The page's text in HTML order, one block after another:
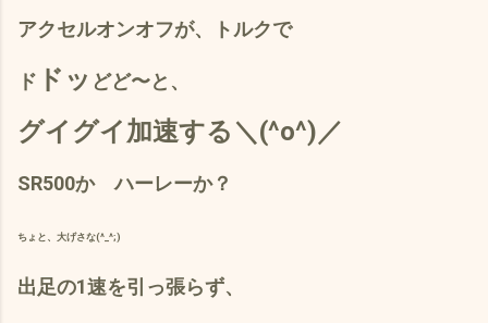
アクセルオンオフが、トルクで
ド ドッ どど〜と、
グイグイ加速する＼(^o^)／
SR500か ハーレーか？
ちょと、大げさな(^_^;)
出足の1速を引っ張らず、